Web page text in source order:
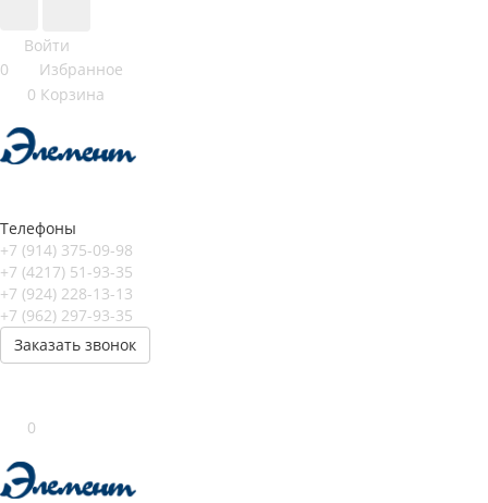
Войти
0
Избранное
0 Корзина
Телефоны
+7 (914) 375-09-98
+7 (4217) 51-93-35
+7 (924) 228-13-13
+7 (962) 297-93-35
Заказать звонок
0